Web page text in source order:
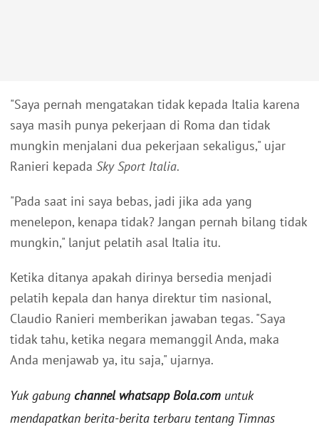
"Saya pernah mengatakan tidak kepada Italia karena
saya masih punya pekerjaan di Roma dan tidak
mungkin menjalani dua pekerjaan sekaligus," ujar
Ranieri kepada Sky Sport Italia.
"Pada saat ini saya bebas, jadi jika ada yang
menelepon, kenapa tidak? Jangan pernah bilang tidak
mungkin," lanjut pelatih asal Italia itu.
Ketika ditanya apakah dirinya bersedia menjadi
pelatih kepala dan hanya direktur tim nasional,
Claudio Ranieri memberikan jawaban tegas. "Saya
tidak tahu, ketika negara memanggil Anda, maka
Anda menjawab ya, itu saja," ujarnya.
Yuk gabung channel whatsapp Bola.com untuk
mendapatkan berita-berita terbaru tentang Timnas